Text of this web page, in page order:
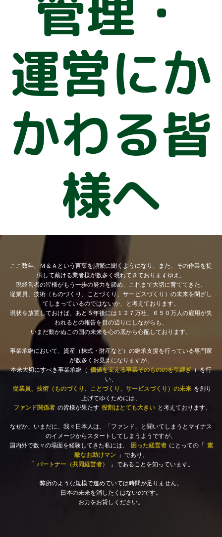
運営にか
かわる皆
様へ
ここ数年、Ｍ＆Ａという言葉を頻繁に聞くようになり、また、その作業を提
供して戴ける業者様が数多く現れてきておりますゆえ、
現経営者の皆様がもう一歩の努力を諦め、これまで大切に育ててきた、
従業員、技術（ものづくり、ことづくり、サービスづくり）の未来を閉ざし
てしまっているのではないか、と考えております。
現状を放置しておけば、あと５年後には１２７万社、６５０万人の雇用が失
われるとの報告を目の辺りにしながらも、
いまだ動かぬこの国の未来を心の底から心配しております。
事業承継において、資産（株式・財産など）の継承支援を行っている専門家
が数多くお見えになりますが、
本来大切にすべき事業承継（ 価値を支える事業そのもののを引継ぎ ）を行
い、
従業員、技術（ものづくり、ことづくり、サービスづくり）の未来 を創り
上げてゆくためには、
ファンド関係者 の皆様が果たす 役割はとても大きい と考えております。
なぜか、いまだに、我々日本人は、「ファンド」と聞いてしまうとマイナス
のイメージからスタートしてしまうようですが、
国内外で数々の場面を経験してきた私には、
困った経営者 にとっての「
素
敵なお助けマン
」であり、
「
パートナー（共同経営者） 」であることを知っています。
弊所のような規模で進めていては時間が足りません。
日本の未来を消したくはないのです。
お力をお貸しください。